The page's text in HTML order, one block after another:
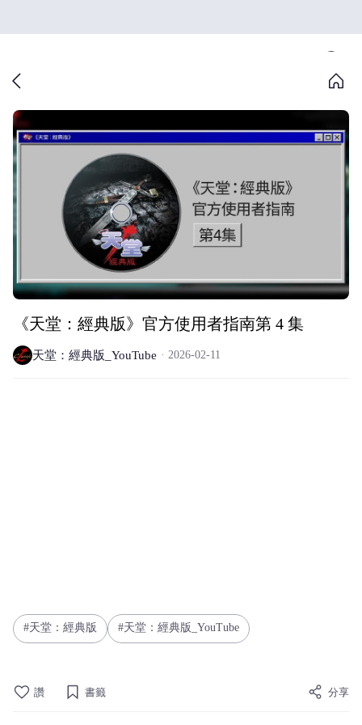
《天堂：經典版》官方使用者指南第 4 集
天堂：經典版_YouTube 2026-02-11
天堂：經典版 天堂：經典版_YouTube
讚 書籤 分享